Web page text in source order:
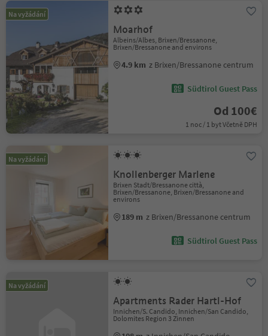
Na vyžádání
Moarhof
Albeins/Albes, Brixen/Bressanone,
Brixen/Bressanone and environs
4.9 km z Brixen/Bressanone centrum
Südtirol Guest Pass
Od 100€
1 noc / 1 byt Včetně DPH
Na vyžádání
Knollenberger Marlene
Brixen Stadt/Bressanone città,
Brixen/Bressanone, Brixen/Bressanone and
environs
189 m z Brixen/Bressanone centrum
Südtirol Guest Pass
Na vyžádání
Apartments Rader Hartl-Hof
Innichen/S. Candido, Innichen/San Candido,
Dolomites Region 3 Zinnen